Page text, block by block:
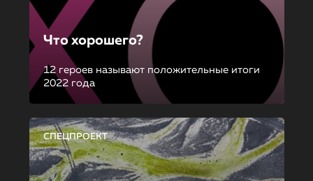
Что хорошего?
12 героев называют положительные итоги
2022 года
СПЕЦПРОЕКТ